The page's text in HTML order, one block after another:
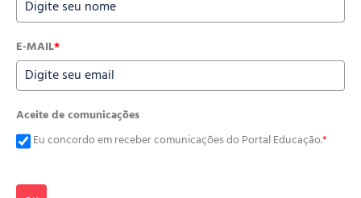
E-MAIL*
Aceite de comunicações
Eu concordo em receber comunicações do Portal Educação.*